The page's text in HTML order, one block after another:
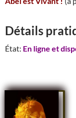
Détails
État: En ligne et